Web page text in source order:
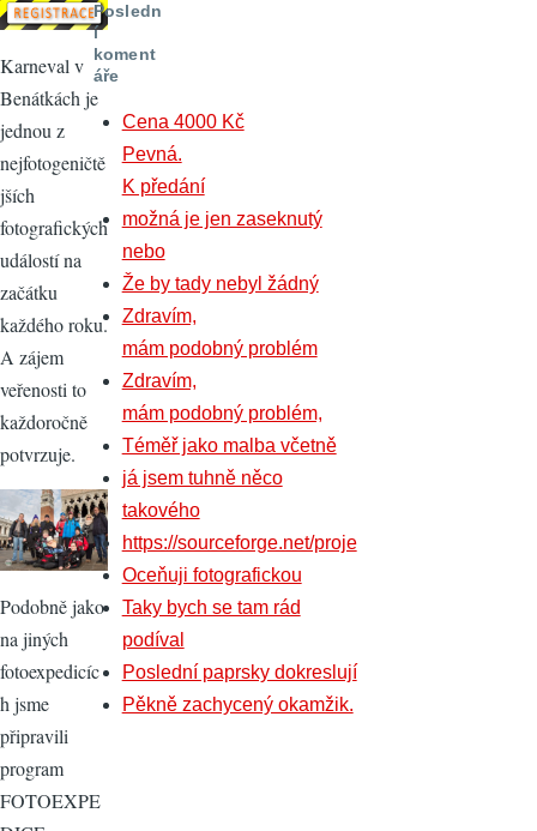
Karneval v
Benátkách je
jednou z
nejfotogeničtě
jších
fotografických
událostí na
začátku
každého roku.
A zájem
veřenosti to
každoročně
potvrzuje.
Podobně jako
na jiných
fotoexpedicíc
h jsme
připravili
program
FOTOEXPE
Posledn
í
koment
áře
Cena 4000 Kč
Pevná.
K předání
možná je jen zaseknutý
nebo
Že by tady nebyl žádný
Zdravím,
mám podobný problém
Zdravím,
mám podobný problém,
Téměř jako malba včetně
já jsem tuhně něco
takového
https://sourceforge.net/proje
Oceňuji fotografickou
Taky bych se tam rád
podíval
Poslední paprsky dokreslují
Pěkně zachycený okamžik.